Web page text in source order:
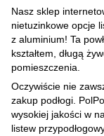
Nasz sklep
nietuzinkowe opcje
z aluminium! Ta
kształtem, długą
pomieszczenia.
Oczywiście nie
zakup podłogi.
wysokiej jakości w
listew